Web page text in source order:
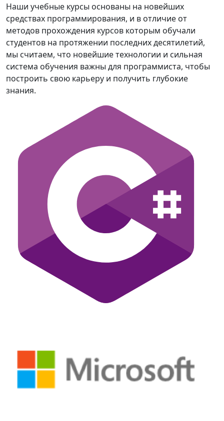
Наши учебные курсы основаны на новейших
средствах программирования, и в отличие от
методов прохождения курсов которым обучали
студентов на протяжении последних десятилетий,
мы считаем, что новейшие технологии и сильная
система обучения важны для программиста, чтобы
построить свою карьеру и получить глубокие
знания.